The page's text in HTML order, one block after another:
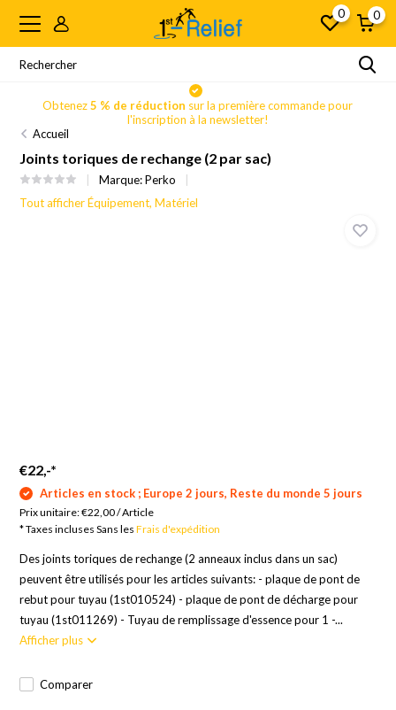
0 0
Obtenez5 % de réduction sur la première commande pour
l'inscription à la newsletter!
Accueil
Joints toriques de rechange (2 par sac)
Marque:Perko
Tout afficher Équipement, Matériel
€22,-*
Articles en stock ; Europe 2 jours, Reste du monde 5 jours
Prix unitaire:€22,00/Article
* Taxes incluses Sans lesFrais d'expédition
Des joints toriques de rechange (2 anneaux inclus dans un sac)
peuvent être utilisés pour les articles suivants: - plaque de pont de
rebut pour tuyau (1st010524) - plaque de pont de décharge pour
tuyau (1st011269) - Tuyau de remplissage d'essence pour 1 -...
Afficher plus
Comparer